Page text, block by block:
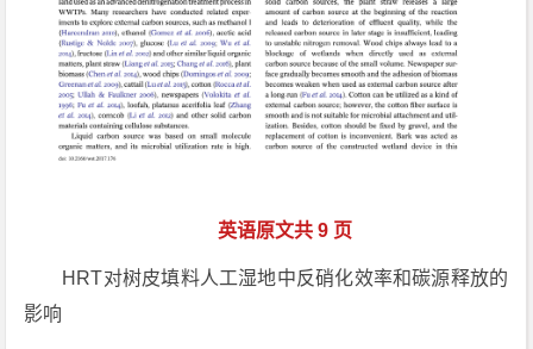
英语原文共 9 页
HRT对树皮填料人工湿地中反硝化效率和碳源释放的
影响